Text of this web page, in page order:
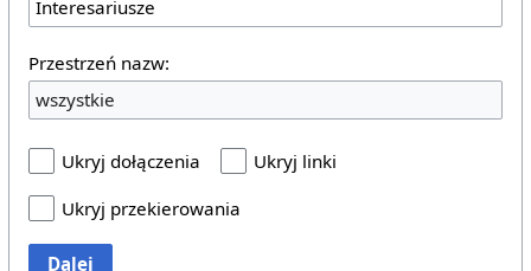
Przestrzeń nazw:
wszystkie
Ukryj dołączenia
Ukryj linki
Ukryj przekierowania
Dalej